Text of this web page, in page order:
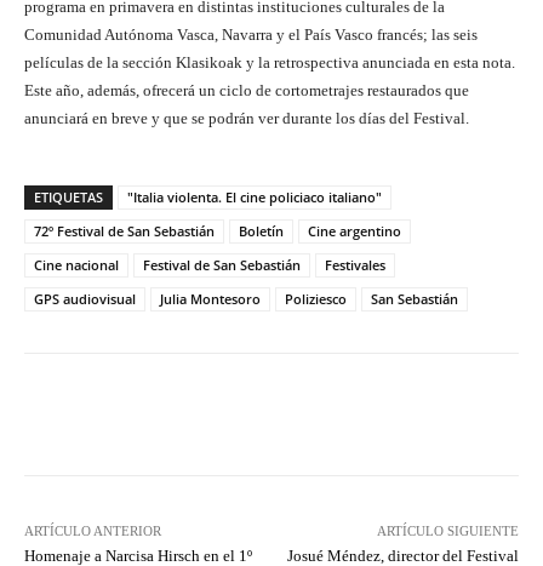
programa en primavera en distintas instituciones culturales de la
Comunidad Autónoma Vasca, Navarra y el País Vasco francés; las seis
películas de la sección Klasikoak y la retrospectiva anunciada en esta nota.
Este año, además, ofrecerá un ciclo de cortometrajes restaurados que
anunciará en breve y que se podrán ver durante los días del Festival.
ETIQUETAS
"Italia violenta. El cine policiaco italiano"
72º Festival de San Sebastián
Boletín
Cine argentino
Cine nacional
Festival de San Sebastián
Festivales
GPS audiovisual
Julia Montesoro Poliziesco San Sebastián
ARTÍCULO ANTERIOR
Homenaje a Narcisa Hirsch en el 1º
ARTÍCULO SIGUIENTE
Josué Méndez, director del Festival